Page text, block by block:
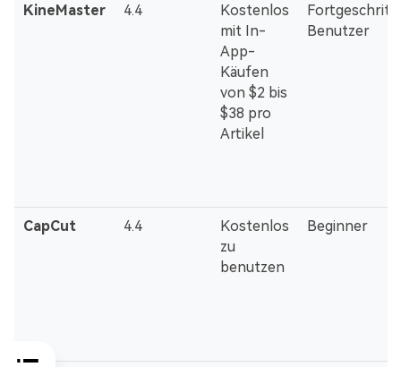
KineMaster 4.4
Kostenlos
mit In-
App-
Käufen
von $2 bis
$38 pro
Artikel
Benutzer
CapCut 4.4
Kostenlos
zu
benutzen
Beginner